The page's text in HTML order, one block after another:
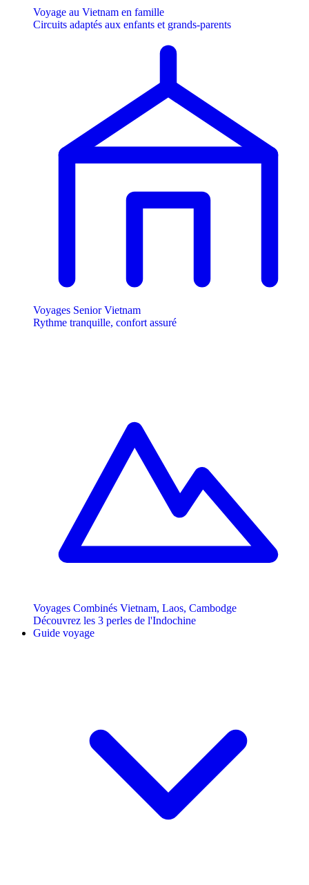
Voyage au Vietnam en famille
Circuits adaptés aux enfants et grands-parents
Voyages Senior Vietnam
Rythme tranquille, confort assuré
Voyages Combinés Vietnam, Laos, Cambodge
Découvrez les 3 perles de l'Indochine
Guide voyage